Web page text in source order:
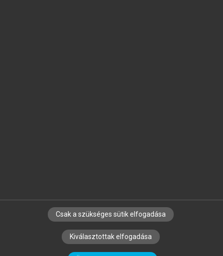
SZERZŐKNEK CÉGEKNEK KÖNYVTÁROSOKNAK
SZERKESZTÉSI ÉS LEKTORÁLÁSI ALAPELVEK
Csak a szükséges sütik elfogadása
Kiválasztottak elfogadása